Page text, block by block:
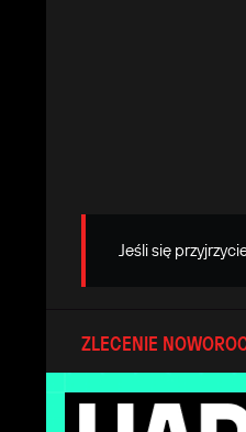
Jeśli się
ZLECENIE